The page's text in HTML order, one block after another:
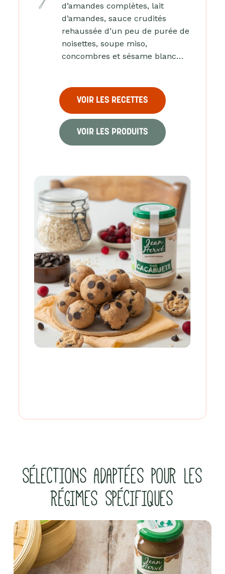
d’amandes complètes, lait
d’amandes, sauce crudités
rehaussée d’un peu de purée de
noisettes, soupe miso,
concombres et sésame blanc…
VOIR LES RECETTES
VOIR LES PRODUITS
SÉLECTIONS ADAPTÉES POUR LES
RÉGIMES SPÉCIFIQUES